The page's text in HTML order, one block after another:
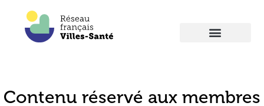
Contenu réservé aux membres